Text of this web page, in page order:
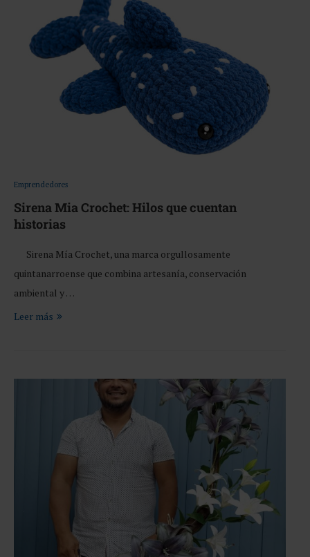
Emprendedores
Sirena Mia Crochet: Hilos que cuentan
historias
Sirena Mía Crochet, una marca orgullosamente
quintanarroense que combina artesanía, conservación
ambiental y …
Leer más